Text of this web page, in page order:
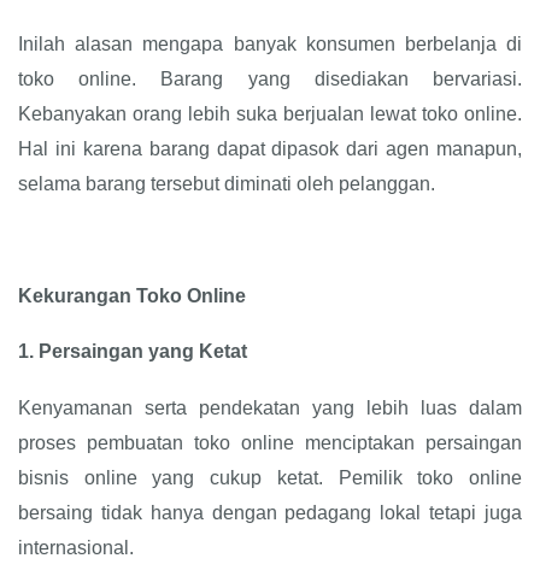
Inilah alasan mengapa banyak konsumen berbelanja di
toko online. Barang yang disediakan bervariasi.
Kebanyakan orang lebih suka berjualan lewat toko online.
Hal ini karena barang dapat dipasok dari agen manapun,
selama barang tersebut diminati oleh pelanggan.
Kekurangan Toko Online
1. Persaingan yang Ketat
Kenyamanan serta pendekatan yang lebih luas dalam
proses pembuatan toko online menciptakan persaingan
bisnis online yang cukup ketat. Pemilik toko online
bersaing tidak hanya dengan pedagang lokal tetapi juga
internasional.